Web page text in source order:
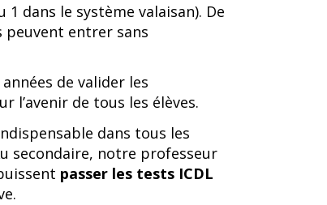
1 dans le système valaisan). De
peuvent entrer sans
de valider les
l’avenir de tous les élèves.
dans tous les
secondaire, notre professeur
passer les tests ICDL